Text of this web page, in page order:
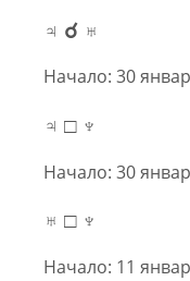
♃ ☌ ♅
Начало: 30
♃ □ ♆
Начало: 30
♅ □ ♆
Начало: 11